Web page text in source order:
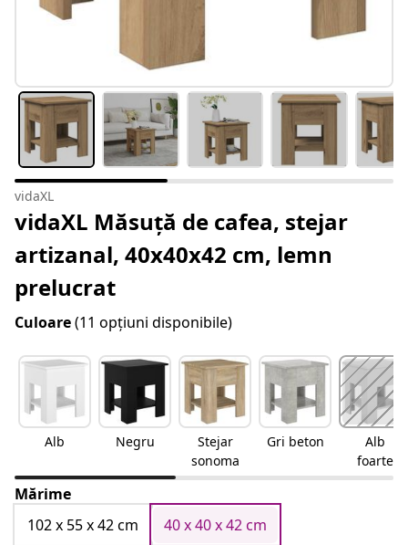
vidaXL
vidaXL Măsuță de cafea, stejar
artizanal, 40x40x42 cm, lemn
prelucrat
Culoare(11 opțiuni disponibile)
Alb Negru
Stejar
sonoma
Gri beton
Alb
foarte
lucios
Mărime
102 x 55 x 42 cm
40 x 40 x 42 cm